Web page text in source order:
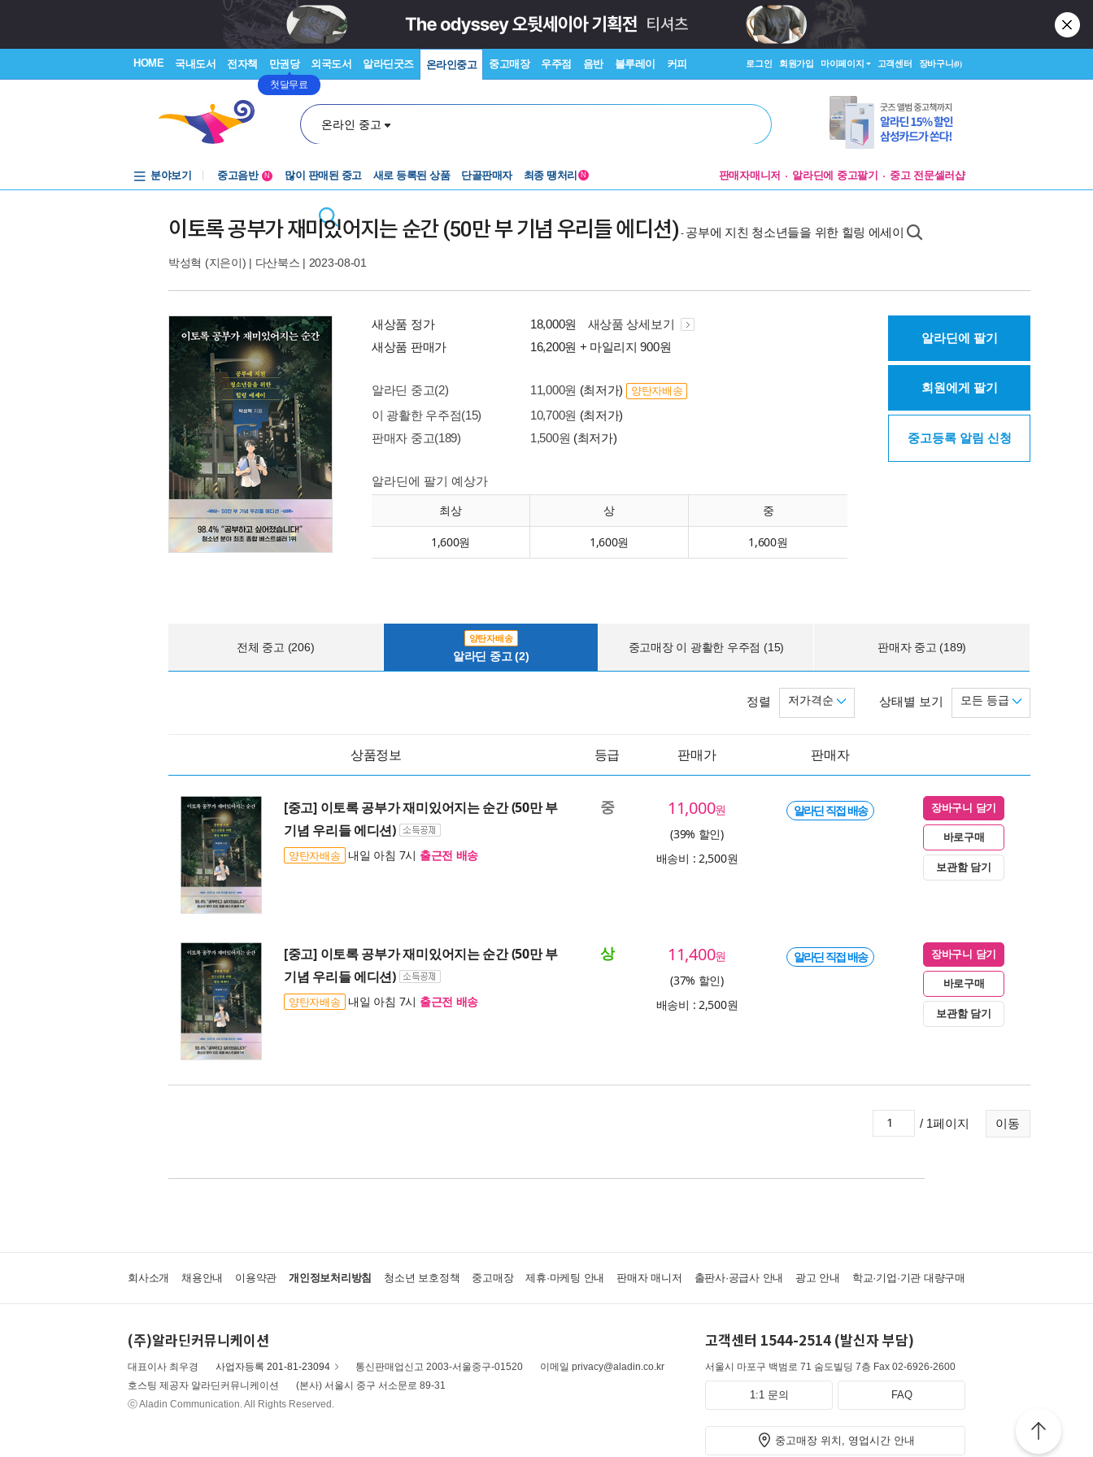
HOME 국내도서 전자책 만권당
첫달무료
외국도서 알라딘굿즈 온라인중고 중고매장 우주점 음반 블루레이 커피 로그인 회원가입 마이페이지 고객센터 장바구니(0)
온라인 중고
분야보기
중고음반
N 많이 판매된 중고 새로 등록된 상품 단골판매자 최종 땡처리 N 판매자매니저 알라딘에 중고팔기 중고 전문셀러샵
이토록 공부가 재미있어지는 순간 (50만 부 기념 우리들 에디션) - 공부에 지친 청소년들을 위한 힐링 에세이
박성혁 (지은이) | 다산북스 | 2023-08-01
새상품 정가 18,000원
새상품 상세보기
새상품 판매가
16,200원 + 마일리지 900원
알라딘 중고(2) 11,000원 (최저가) 양탄자배송
이 광활한 우주점(15) 10,700원 (최저가)
판매자 중고(189)
1,500원 (최저가)
알라딘에 팔기 예상가
최상 상 중
1,600원 1,600원 1,600원
알라딘에 팔기
회원에게 팔기
중고등록 알림 신청
전체 중고 (206)
양탄자배송
알라딘 중고 (2)
중고매장 이 광활한 우주점 (15) 판매자 중고 (189)
상태별 보기 모든 등급
정렬 저가격순
상품정보 등급 판매가 판매자
[중고] 이토록 공부가 재미있어지는 순간 (50만 부
기념 우리들 에디션)
양탄자배송 내일 아침 7시 출근전 배송
중 11,000원
(39% 할인)
배송비 : 2,500원
알라딘 직접 배송 장바구니 담기
바로구매
보관함 담기
[중고] 이토록 공부가 재미있어지는 순간 (50만 부
기념 우리들 에디션)
양탄자배송 내일 아침 7시 출근전 배송
상 11,400원
(37% 할인)
배송비 : 2,500원
알라딘 직접 배송 장바구니 담기
바로구매
보관함 담기
이동
/ 1페이지
회사소개 채용안내 이용약관 개인정보처리방침 청소년 보호정책 중고매장 제휴·마케팅 안내 판매자 매니저 출판사·공급사 안내 광고 안내 학교·기업·기관 대량구매
(주)알라딘커뮤니케이션
대표이사 최우경 사업자등록 201-81-23094 통신판매업신고 2003-서울중구-01520
이메일 privacy@aladin.co.kr
호스팅 제공자 알라딘커뮤니케이션
(본사) 서울시 중구 서소문로 89-31
ⓒ Aladin Communication. All Rights Reserved.
고객센터 1544-2514 (발신자 부담)
서울시 마포구 백범로 71 숨도빌딩 7층 Fax 02-6926-2600
1:1 문의 FAQ
중고매장 위치, 영업시간 안내